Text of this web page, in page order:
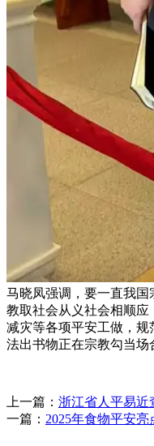
马晓凤强调，要一直我
教取社会从义社会相顺
减灾等各项平安工做，
法出书物正在宗教勾当场
上一篇： 浙江省人平易近
一篇： 2025年食物平安